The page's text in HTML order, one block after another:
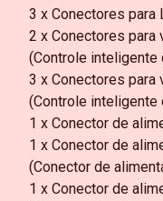
3 x Conectores para
2 x Conectores para
(Controle inteligente
3 x Conectores para
(Controle inteligente
1 x Conector de
1 x Conector de
(Conector de
1 x Conector de